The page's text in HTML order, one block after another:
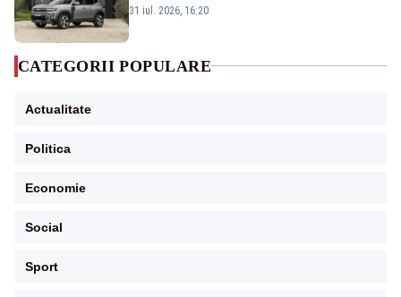
topul vânzărilor din Ucraina
31 iul. 2026, 16:20
CATEGORII POPULARE
Actualitate
Politica
Economie
Social
Sport